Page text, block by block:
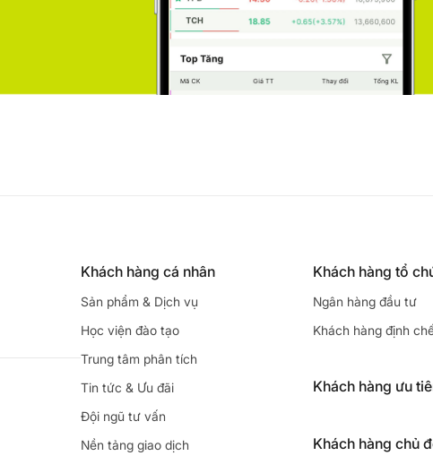
Khách hàng cá nhân
Sản phẩm & Dịch vụ
Học viện đào tạo
Trung tâm phân tích
Tin tức & Ưu đãi
Đội ngũ tư vấn
Nền tảng giao dịch
Khách hàng tổ
Ngân hàng đầu tư
Khách hàng định
Khách hàng ưu
Khách hàng chủ